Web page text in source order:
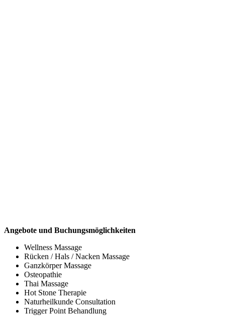
Angebote und Buchungsmöglichkeiten
Wellness Massage
Rücken / Hals / Nacken Massage
Ganzkörper Massage
Osteopathie
Thai Massage
Hot Stone Therapie
Naturheilkunde Consultation
Trigger Point Behandlung